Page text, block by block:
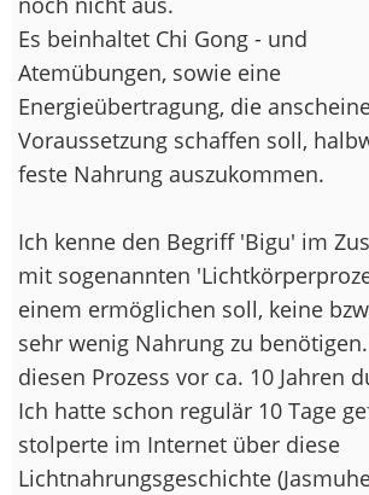
Es beinhaltet Chi Gong - und
Atemübungen, sowie eine
Energieübertragung, die
Voraussetzung schaffen soll,
feste Nahrung auszukommen.
Ich kenne den Begriff 'Bigu' im
mit sogenannten
einem ermöglichen soll, keine
sehr wenig Nahrung zu
diesen Prozess vor ca. 10 Jahren
Ich hatte schon regulär 10 Tage
stolperte im Internet über diese
Lichtnahrungsgeschichte